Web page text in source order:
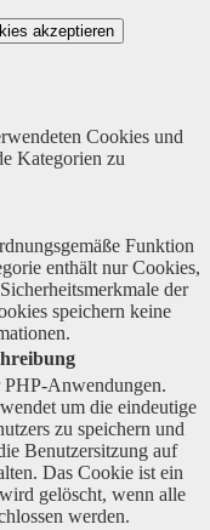
akzeptieren
Cookies und
Kategorien zu
Funktion
enthält nur Cookies,
der
speichern keine
Anwendungen.
um die eindeutige
zu speichern und
Benutzersitzung auf
Das Cookie ist ein
gelöscht, wenn alle
werden.